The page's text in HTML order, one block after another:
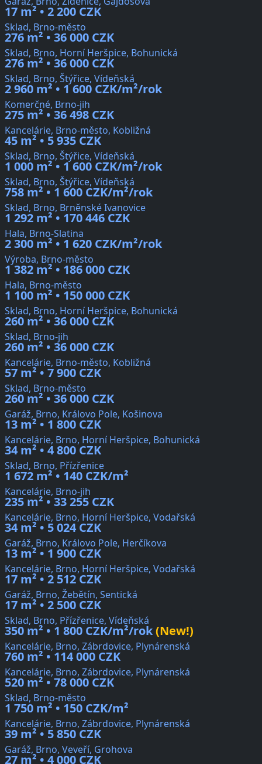
17 m² • 2 200 CZK
Sklad, Brno-město
276 m² • 36 000 CZK
Sklad, Brno, Horní Heršpice, Bohunická
276 m² • 36 000 CZK
Sklad, Brno, Štýřice, Vídeňská
2 960 m² • 1 600 CZK/m²/rok
Komerčné, Brno-jih
275 m² • 36 498 CZK
Kancelárie, Brno-město, Kobližná
45 m² • 5 935 CZK
Sklad, Brno, Štýřice, Vídeňská
1 000 m² • 1 600 CZK/m²/rok
Sklad, Brno, Štýřice, Vídeňská
758 m² • 1 600 CZK/m²/rok
Sklad, Brno, Brněnské Ivanovice
1 292 m² • 170 446 CZK
Hala, Brno-Slatina
2 300 m² • 1 620 CZK/m²/rok
Výroba, Brno-město
1 382 m² • 186 000 CZK
Hala, Brno-město
1 100 m² • 150 000 CZK
Sklad, Brno, Horní Heršpice, Bohunická
260 m² • 36 000 CZK
Sklad, Brno-jih
260 m² • 36 000 CZK
Kancelárie, Brno-město, Kobližná
57 m² • 7 900 CZK
Sklad, Brno-město
260 m² • 36 000 CZK
Garáž, Brno, Královo Pole, Košinova
13 m² • 1 800 CZK
Kancelárie, Brno, Horní Heršpice, Bohunická
34 m² • 4 800 CZK
Sklad, Brno, Přízřenice
1 672 m² • 140 CZK/m²
Kancelárie, Brno-jih
235 m² • 33 255 CZK
Kancelárie, Brno, Horní Heršpice, Vodařská
34 m² • 5 024 CZK
Garáž, Brno, Královo Pole, Herčíkova
13 m² • 1 900 CZK
Kancelárie, Brno, Horní Heršpice, Vodařská
17 m² • 2 512 CZK
Garáž, Brno, Žebětín, Sentická
17 m² • 2 500 CZK
Sklad, Brno, Přízřenice, Vídeňská
350 m² • 1 800 CZK/m²/rok(New!)
Kancelárie, Brno, Zábrdovice, Plynárenská
760 m² • 114 000 CZK
Kancelárie, Brno, Zábrdovice, Plynárenská
520 m² • 78 000 CZK
Sklad, Brno-město
1 750 m² • 150 CZK/m²
Kancelárie, Brno, Zábrdovice, Plynárenská
39 m² • 5 850 CZK
Garáž, Brno, Veveří, Grohova
27 m² • 4 000 CZK